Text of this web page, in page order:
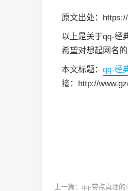
原文出处：
以上是关于qq-经
希望对想起网名
本文标题： qq-经
接：http://
上一篇： qq-带点真理的